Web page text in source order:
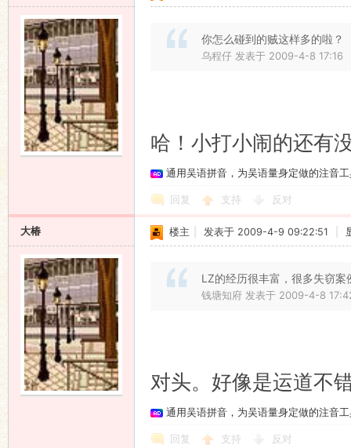
你怎么碰到的贼这样多的啦？
乌程仔 发表于 2009-4-8 17:16
哈！小打小闹的还有
通用吴语拼音，为吴语量身定做的注音
回复 支持 反对
大椿 楼主 发表于 2009-4-9 09:22:51
LZ的经历很丰富，很多失窃
钱塘知府 发表于 2009-4-8
对头。好像是运道不
通用吴语拼音，为吴语量身定做的注音
回复 支持 反对